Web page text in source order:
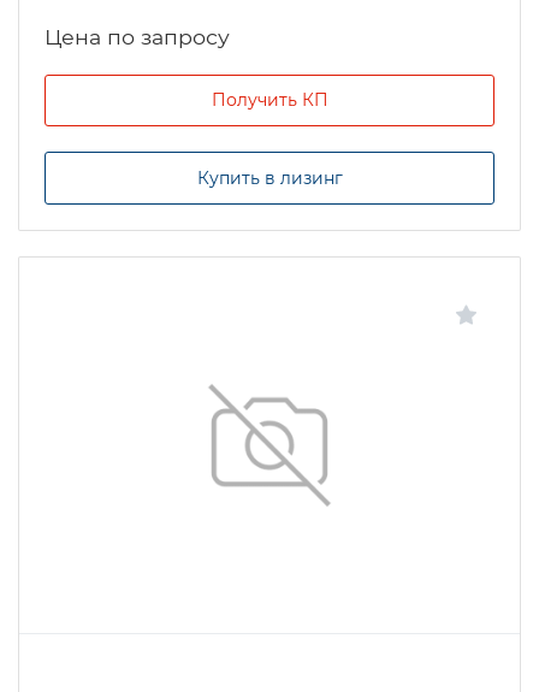
Цена по запросу
Получить КП
Купить в лизинг